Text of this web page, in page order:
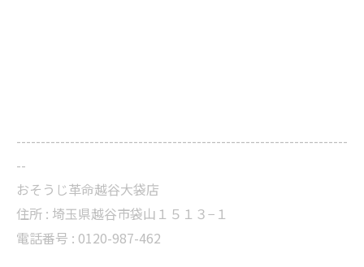
--------------------------------------------------------------------
--
おそうじ革命越谷大袋店
住所 : 埼玉県越谷市袋山１５１３−１
電話番号 : 0120-987-462